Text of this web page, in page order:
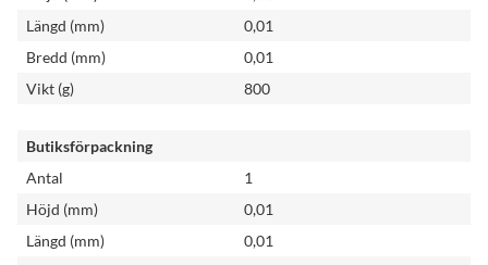
Längd (mm)
0,01
Bredd (mm)
0,01
Vikt (g)
800
Butiksförpackning
Antal
1
Höjd (mm)
0,01
Längd (mm)
0,01